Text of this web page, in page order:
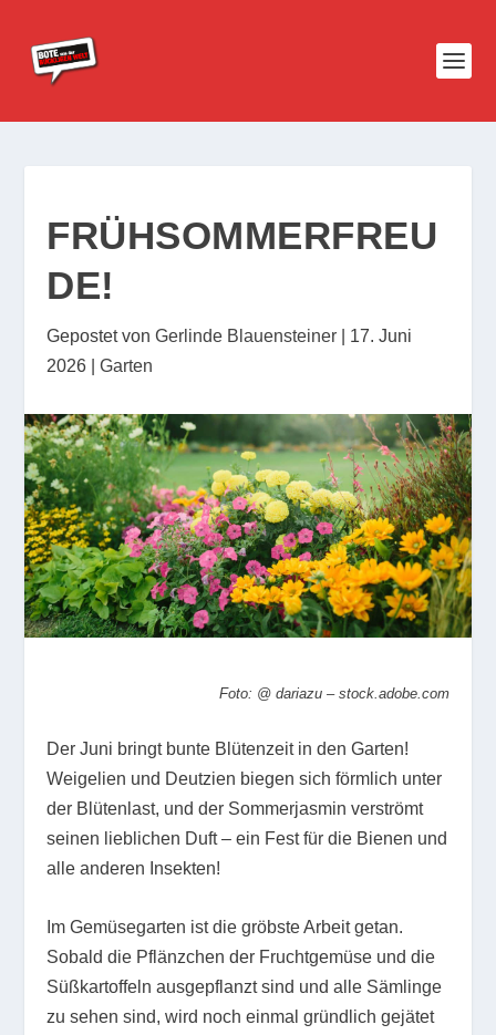
FRÜHSOMMERFREU
DE!
Gepostet vonGerlinde Blauensteiner
17. Juni
2026 |Garten
Foto: @ dariazu – stock.adobe.com
Der Juni bringt bunte Blütenzeit in den Garten!
Weigelien und Deutzien biegen sich förmlich unter
der Blütenlast, und der Sommerjasmin verströmt
seinen lieblichen Duft – ein Fest für die Bienen und
alle anderen Insekten!
Im Gemüsegarten ist die gröbste Arbeit getan.
Sobald die Pflänzchen der Fruchtgemüse und die
Süßkartoffeln ausgepflanzt sind und alle Sämlinge
zu sehen sind, wird noch einmal gründlich gejätet